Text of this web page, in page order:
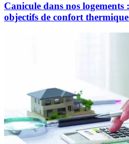
Canicule dans nos logements
objectifs de confort thermique